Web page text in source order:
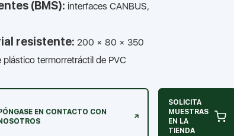
(BMS): interfaces CANBUS,
resistente: 200 × 80 × 350
termorretráctil de PVC
EN CONTACTO CON
SOLICITA
MUESTRAS
EN LA
TIENDA